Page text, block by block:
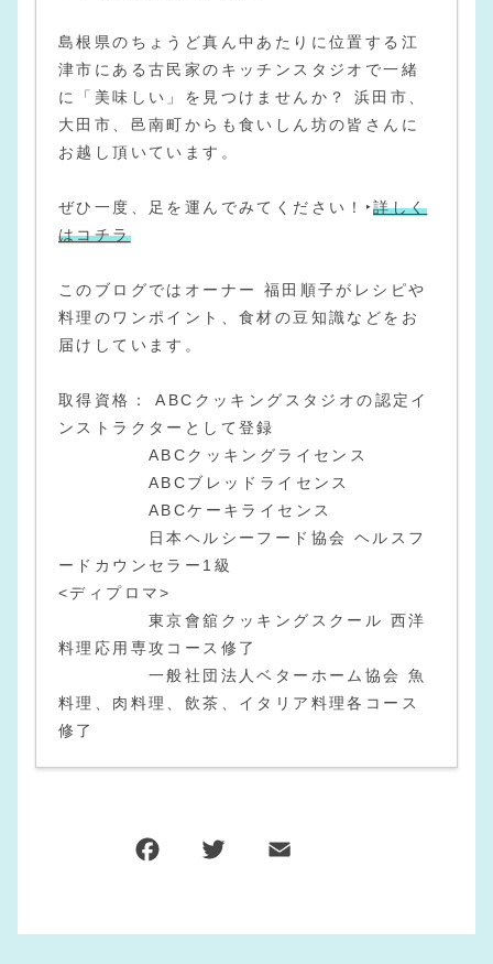
島根県のちょうど真ん中あたりに位置する江
津市にある古民家のキッチンスタジオで一緒
に「美味しい」を見つけませんか？ 浜田市、
大田市、邑南町からも食いしん坊の皆さんに
お越し頂いています。
ぜひ一度、足を運んでみてください！‣詳しく
はコチラ
このブログではオーナー 福田順子がレシピや
料理のワンポイント、食材の豆知識などをお
届けしています。
取得資格： ABCクッキングスタジオの認定イ
ンストラクターとして登録
ABCクッキングライセンス
ABCブレッドライセンス
ABCケーキライセンス
日本ヘルシーフード協会 ヘルスフ
ードカウンセラー1級
<ディプロマ>
東京會舘クッキングスクール 西洋
料理応用専攻コース修了
一般社団法人ベターホーム協会 魚
料理、肉料理、飲茶、イタリア料理各コース
修了